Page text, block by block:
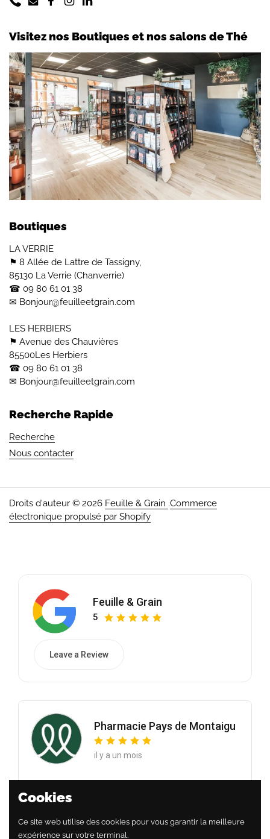
PhoneEmailFacebook
Instagram
LinkedIn
Visitez nos Boutiques et nos salons de Thé
Boutiques
LA VERRIE
⚑ 8 Allée de Lattre de Tassigny,
85130 La Verrie (Chanverrie)
☎︎ 09 80 61 01 38
✉ Bonjour@feuilleetgrain.com
LES HERBIERS
⚑ Avenue des Chauvières
85500Les Herbiers
☎︎ 09 80 61 01 38
✉ Bonjour@feuilleetgrain.com
Recherche Rapide
Recherche
Nous contacter
Droits d'auteur © 2026 Feuille & Grain .Commerce
électronique propulsé par Shopify
Feuille & Grain
5
Leave a Review
Pharmacie Pays de Montaigu
il y a un mois
pâtisseries à tomber et un accueil toujours chaleureux.
sans parler du chocolat chaud !
Cookies
Ce site web utilise des cookies pour vous garantir la meilleure
expérience sur votre terminal.